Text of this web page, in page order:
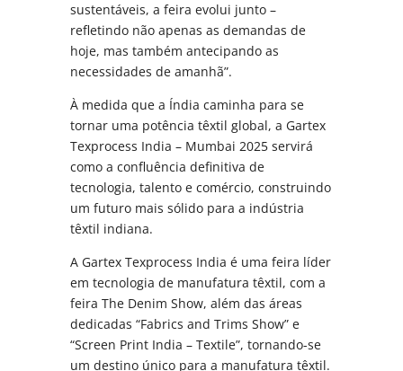
sustentáveis, a feira evolui junto –
refletindo não apenas as demandas de
hoje, mas também antecipando as
necessidades de amanhã”.
À medida que a Índia caminha para se
tornar uma potência têxtil global, a Gartex
Texprocess India – Mumbai 2025 servirá
como a confluência definitiva de
tecnologia, talento e comércio, construindo
um futuro mais sólido para a indústria
têxtil indiana.
A Gartex Texprocess India é uma feira líder
em tecnologia de manufatura têxtil, com a
feira The Denim Show, além das áreas
dedicadas “Fabrics and Trims Show” e
“Screen Print India – Textile”, tornando-se
um destino único para a manufatura têxtil.